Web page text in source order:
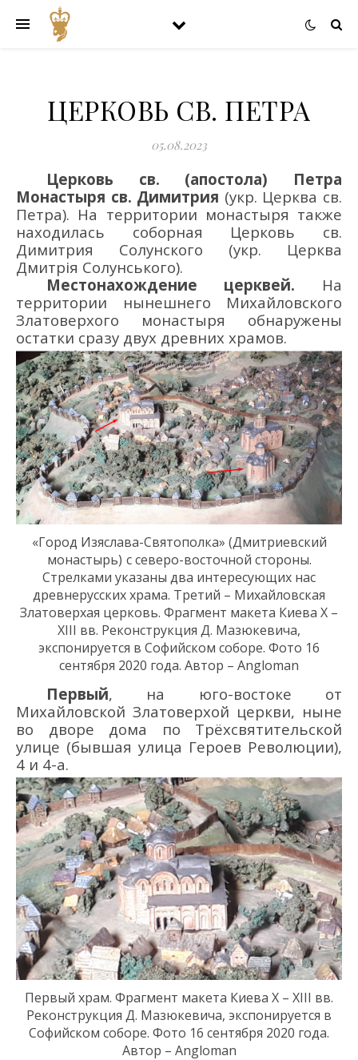
ЦЕРКОВЬ СВ. ПЕТРА
05.08.2023
Церковь св. (апостола) Петра
Монастыря св. Димитрия (укр. Церква св.
Петра). На территории монастыря также
находилась соборная Церковь св.
Димитрия Солунского (укр. Церква
Дмитрія Солунського).
Местонахождение церквей. На
территории нынешнего Михайловского
Златоверхого монастыря обнаружены
остатки сразу двух древних храмов.
«Город Изяслава-Святополка» (Дмитриевский
монастырь) с северо-восточной стороны.
Стрелками указаны два интересующих нас
древнерусских храма. Третий – Михайловская
Златоверхая церковь. Фрагмент макета Киева X –
XIII вв. Реконструкция Д. Мазюкевича,
экспонируется в Софийском соборе. Фото 16
сентября 2020 года. Автор – Angloman
Первый, на юго-востоке от
Михайловской Златоверхой церкви, ныне
во дворе дома по Трёхсвятительской
улице (бывшая улица Героев Революции),
4 и 4-а.
Первый храм. Фрагмент макета Киева X – XIII вв.
Реконструкция Д. Мазюкевича, экспонируется в
Софийском соборе. Фото 16 сентября 2020 года.
Автор – Angloman